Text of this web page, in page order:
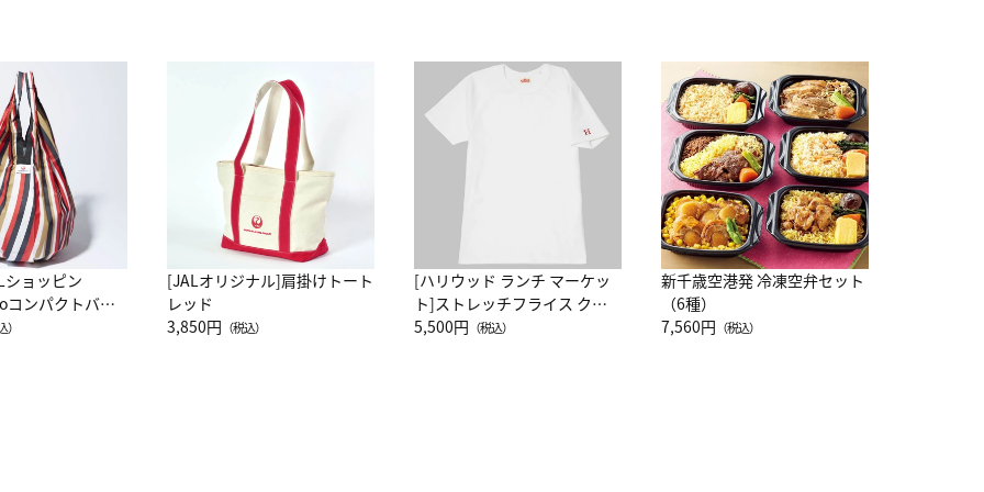
ョッピン
ンパクトバッ
室乗務員
）
[JALオリジナル]肩掛けトート
レッド
3,850円 （税込）
[ハリウッド ランチ マーケッ
ト]ストレッチフライス クル
ーネック別注半袖Ｔシャツ
5,500円 （税込）
新千歳空港発 冷凍空弁セット
（6種）
7,560円 （税込）